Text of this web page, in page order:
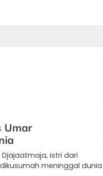
Umar
istri dari
meninggal dunia